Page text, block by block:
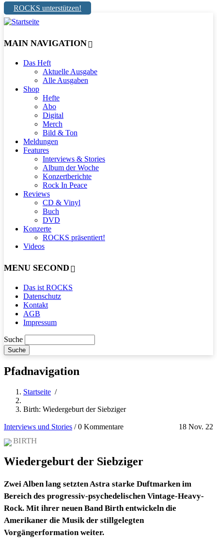
ROCKS unterstützen!
MAIN NAVIGATION
Das Heft
Aktuelle Ausgabe
Alle Ausgaben
Shop
Hefte
Abo
Digital
Merch
Bild & Ton
Meldungen
Features
Interviews & Stories
Album der Woche
Konzertberichte
Rock In Peace
Reviews
CD & Vinyl
Buch
DVD
Konzerte
ROCKS präsentiert!
Videos
MENU SECOND
Das ist ROCKS
Datenschutz
Kontakt
AGB
Impressum
Suche
Pfadnavigation
Startseite /
Birth: Wiedergeburt der Siebziger
Interviews und Stories 18 Nov. 22
/0 Kommentare
BIRTH
Wiedergeburt der Siebziger
Zwei Alben lang setzten Astra starke Duftmarken im
Bereich des progressiv-psychedelischen Vintage-Heavy-
Rock. Mit ihrer neuen Band Birth entwickeln die
Amerikaner die Musik der stillgelegten
Vorgängerformation weiter.